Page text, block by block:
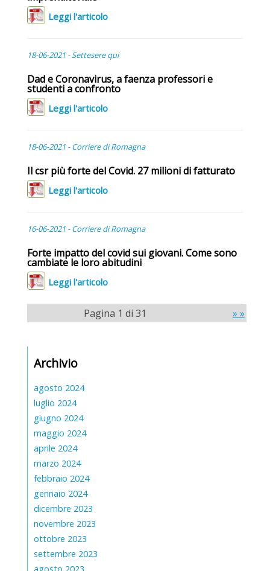
Leggi l'articolo
18-06-2021 - Settesere qui
Dad e Coronavirus, a faenza professori e
studenti a confronto
Leggi l'articolo
18-06-2021 - Corriere di Romagna
Il csr più forte del Covid. 27 milioni di fatturato
Leggi l'articolo
16-06-2021 - Corriere di Romagna
Forte impatto del covid sui giovani. Come sono
cambiate le loro abitudini
Leggi l'articolo
Pagina 1 di 31 » »
Archivio
agosto 2024
luglio 2024
giugno 2024
maggio 2024
aprile 2024
marzo 2024
febbraio 2024
gennaio 2024
dicembre 2023
novembre 2023
ottobre 2023
settembre 2023